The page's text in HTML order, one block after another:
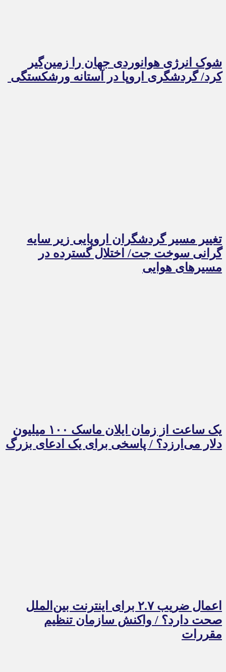
شوک انرژی هوانوردی جهان را زمین‌گیر
کرد/ گردشگری اروپا در آستانه ورشکستگی
تغییر مسیر گردشگران اروپایی زیر سایه
گرانی سوخت جت/ اختلال گسترده در
مسیرهای هوایی
یک ساعت از زمان ایلان ماسک ۱۰۰ میلیون
دلار می‌ارزد؟ / پاسخی برای یک ادعای بزرگ
اعمال ضریب ۲.۷ برای اینترنت بین‌الملل
صحت دارد؟ / واکنش سازمان تنظیم
مقررات